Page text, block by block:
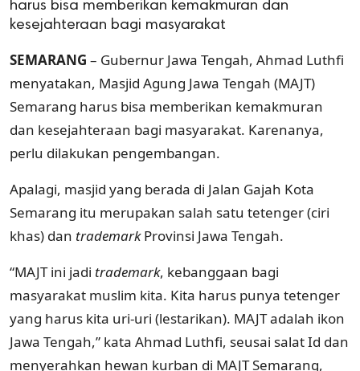
harus bisa memberikan kemakmuran dan
kesejahteraan bagi masyarakat
SEMARANG – Gubernur Jawa Tengah, Ahmad Luthfi
menyatakan, Masjid Agung Jawa Tengah (MAJT)
Semarang harus bisa memberikan kemakmuran
dan kesejahteraan bagi masyarakat. Karenanya,
perlu dilakukan pengembangan.
Apalagi, masjid yang berada di Jalan Gajah Kota
Semarang itu merupakan salah satu tetenger (ciri
khas) dan trademarkProvinsi Jawa Tengah.
“MAJT ini jadi trademark, kebanggaan bagi
masyarakat muslim kita. Kita harus punya tetenger
yang harus kita uri-uri (lestarikan). MAJT adalah ikon
Jawa Tengah,” kata Ahmad Luthfi, seusai salat Id dan
menyerahkan hewan kurban di MAJT Semarang,